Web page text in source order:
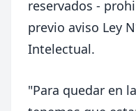
reservados -
previo aviso Ley
Intelectual.
"Para quedar en